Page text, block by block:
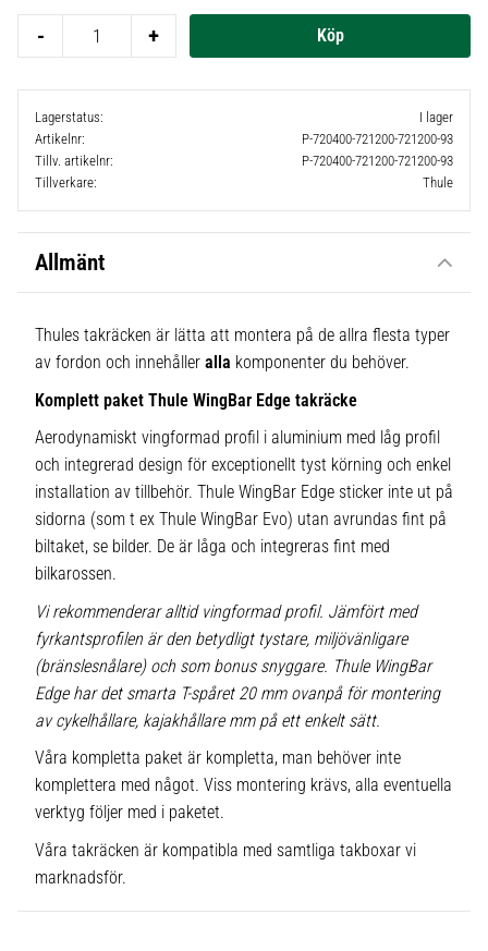
+
-
Lagerstatus
I lager
Artikelnr
P-720400-721200-721200-93
Tillv. artikelnr
P-720400-721200-721200-93
Tillverkare
Thule
Allmänt
Thules takräcken är lätta att montera på de allra flesta typer
av fordon och innehåller alla komponenter du behöver.
Komplett paket Thule WingBar Edge takräcke
Aerodynamiskt vingformad profil i aluminium med låg profil
och integrerad design för exceptionellt tyst körning och enkel
installation av tillbehör. Thule WingBar Edge sticker inte ut på
sidorna (som t ex Thule WingBar Evo) utan avrundas fint på
biltaket, se bilder. De är låga och integreras fint med
bilkarossen.
Vi rekommenderar alltid vingformad profil. Jämfört med
fyrkantsprofilen är den betydligt tystare, miljövänligare
(bränslesnålare) och som bonus snyggare. Thule WingBar
Edge har det smarta T-spåret 20 mm ovanpå för montering
av cykelhållare, kajakhållare mm på ett enkelt sätt.
Våra kompletta paket är kompletta, man behöver inte
komplettera med något. Viss montering krävs, alla eventuella
verktyg följer med i paketet.
Våra takräcken är kompatibla med samtliga takboxar vi
marknadsför.